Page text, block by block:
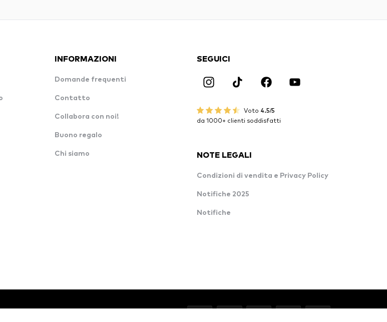
INFORMAZIONI
Domande frequenti
Contatto
Collabora con noi!
Buono regalo
Chi siamo
SEGUICI
Voto 4.5/5
da 1000+ clienti soddisfatti
NOTE LEGALI
Condizioni di vendita e Privacy Policy
Notifiche 2025
Notifiche